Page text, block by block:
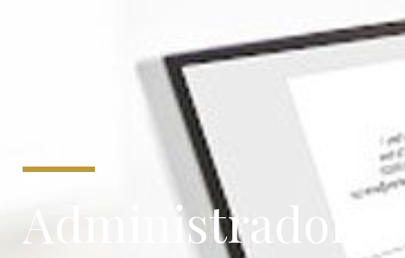
Administradores